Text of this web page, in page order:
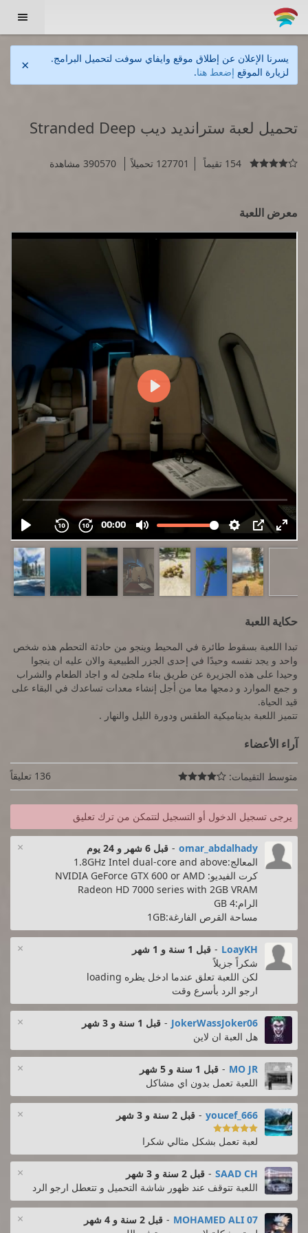

يسرنا الإعلان عن إطلاق موقع وايفاي سوفت لتحميل البرامج.
لزيارة الموقع إضعط هنا.
×
تحميل لعبة سترانديد ديب Stranded Deep
 154 تقيماً 127701 تحميلاً 390570 مشاهدة
معرض اللعبة
حكاية اللعبة
تبدا اللعبة بسقوط طائرة في المحيط وينجو من حادثة التحطم هذه شخص
واحد و يجد نفسه وحيدًا في إحدى الجزر الطبيعية والان عليه ان ينجوا
وحيدا على هذه الجزيرة عن طريق بناء ملجئ له و اجاد الطعام والشراب
و جمع الموارد و دمجها معا من أجل إنشاء معدات تساعدك في البقاء على
قيد الحياة.
تتميز اللعبة بديناميكية الطقس ودورة الليل والنهار .
آراء الأعضاء
متوسط التقيمات:  136 تعليقاً
يرجى تسجيل الدخول أو التسجيل لتتمكن من ترك تعليق
× omar_abdalhady
- قبل 6 شهر و 24 يوم
المعالج:1.8GHz Intel dual-core and above
كرت الفيديو: NVIDIA GeForce GTX 600 or AMD
Radeon HD 7000 series with 2GB VRAM
الرام:4 GB
مساحة القرص الفارغة:1GB
× LoayKH
- قبل 1 سنة و 1 شهر
شكراً جزيلاً
لكن اللعبة تعلق عندما ادخل يظره loading
ارجو الرد بأسرع وقت
× JokerWassJoker06
- قبل 1 سنة و 3 شهر
هل العبة ان لاين
× MO JR
- قبل 1 سنة و 5 شهر
اللعبة تعمل بدون اي مشاكل
× youcef_666
- قبل 2 سنة و 3 شهر

لعبة تعمل بشكل مثالي شكرا
× SAAD CH
- قبل 2 سنة و 3 شهر
اللعبة تتوقف عند ظهور شاشة التحميل و تتعطل ارجو الرد
× MOHAMED ALI 07
- قبل 2 سنة و 4 شهر